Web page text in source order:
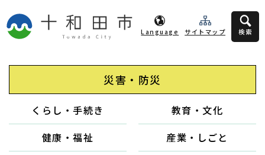
Language サイトマップ 検索
災害・防災
くらし・手続き
教育・文化
健康・福祉
産業・しごと